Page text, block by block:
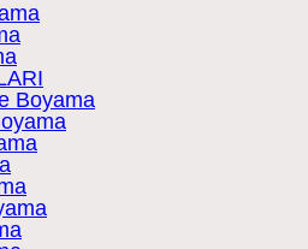
Boyama